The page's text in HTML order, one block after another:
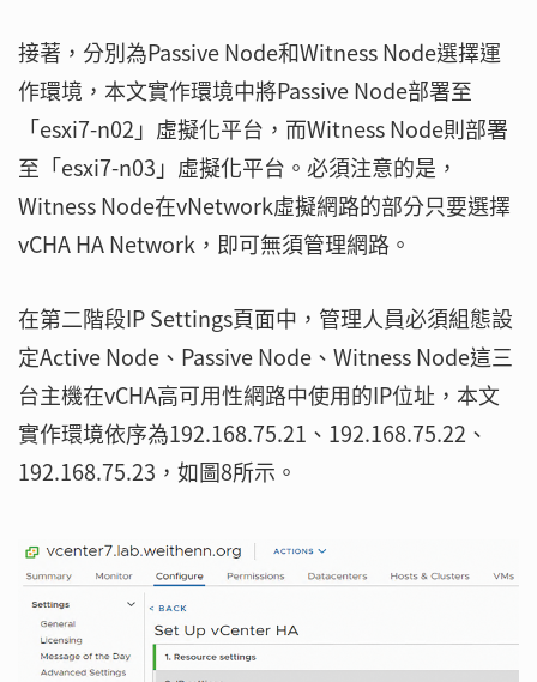
接著，分別為Passive Node和Witness Node選擇運
作環境，本文實作環境中將Passive Node部署至
「esxi7-n02」虛擬化平台，而Witness Node則部署
至「esxi7-n03」虛擬化平台。必須注意的是，
Witness Node在vNetwork虛擬網路的部分只要選擇
vCHA HA Network，即可無須管理網路。
在第二階段IP Settings頁面中，管理人員必須組態設
定Active Node、Passive Node、Witness Node這三
台主機在vCHA高可用性網路中使用的IP位址，本文
實作環境依序為192.168.75.21、192.168.75.22、
192.168.75.23，如圖8所示。